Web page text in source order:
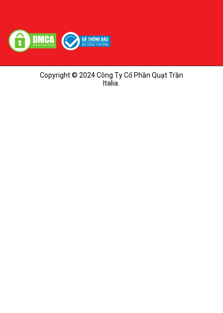
Copyright © 2024 Công Ty Cổ Phần Quạt Trần
Italia.